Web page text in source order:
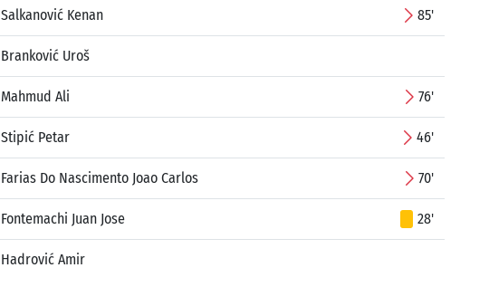
Salkanović Kenan 85'
Branković Uroš
Mahmud Ali 76'
Stipić Petar 46'
Farias Do Nascimento Joao Carlos 70'
Fontemachi Juan Jose 28'
Hadrović Amir